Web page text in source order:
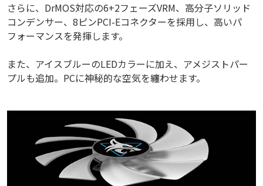
さらに、DrMOS対応の6+2フェーズVRM、高分子ソリッド
コンデンサー、8ピンPCI-Eコネクターを採用し、高いパ
フォーマンスを発揮します。
また、アイスブルーのLEDカラーに加え、アメジストパー
プルも追加。PCに神秘的な空気を纏わせます。